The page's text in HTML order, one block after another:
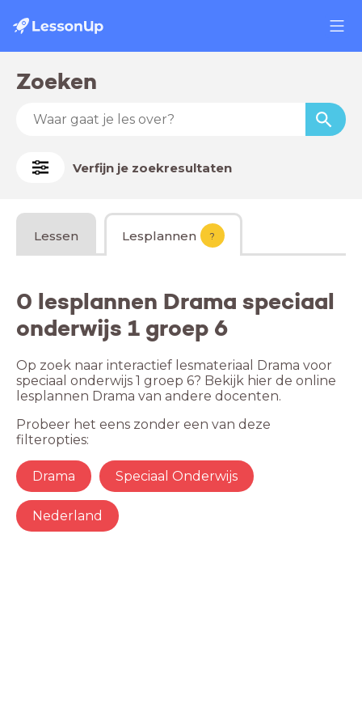
Zoeken
Verfijn je zoekresultaten
Lessen Lesplannen ?
0 lesplannen Drama speciaal
onderwijs 1 groep 6
Op zoek naar interactief lesmateriaal Drama voor
speciaal onderwijs 1 groep 6? Bekijk hier de online
lesplannen Drama van andere docenten.
Probeer het eens zonder een van deze
filteropties:
Drama Speciaal Onderwijs
Nederland